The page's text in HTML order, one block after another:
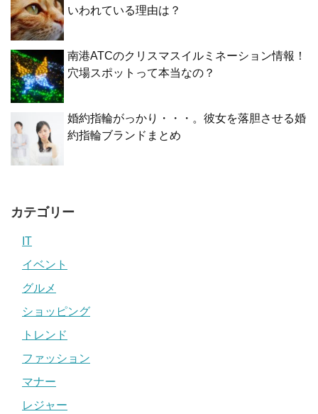
いわれている理由は？
南港ATCのクリスマスイルミネーション情報！
穴場スポットって本当なの？
婚約指輪がっかり・・・。彼女を落胆させる婚
約指輪ブランドまとめ
カテゴリー
IT
イベント
グルメ
ショッピング
トレンド
ファッション
マナー
レジャー